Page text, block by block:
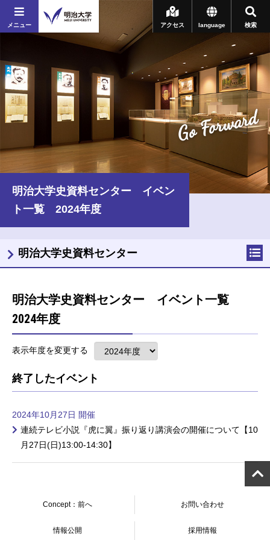
メニュー 検索
language
アクセス
Go Forward
明治大学史資料センター イベン
ト一覧 2024年度
明治大学史資料センター イベント一覧
2024年度
表示年度を変更する
終了したイベント
2024年10月27日 開催
連続テレビ小説『虎に翼』振り返り講演会の開催について【10
月27日(日)13:00-14:30】
明治大学史資料センター
Concept：前へ お問い合わせ
情報公開 採用情報